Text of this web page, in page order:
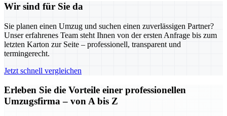
Wir sind für Sie da
Sie planen einen Umzug und suchen einen zuverlässigen Partner?
Unser erfahrenes Team steht Ihnen von der ersten Anfrage bis zum
letzten Karton zur Seite – professionell, transparent und
termingerecht.
Jetzt schnell vergleichen
Erleben Sie die Vorteile einer professionellen
Umzugsfirma – von A bis Z